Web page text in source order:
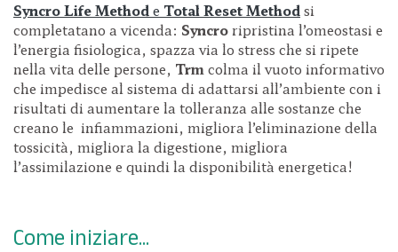
Syncro Life Methode Total Reset Methodsi
completatano a vicenda: Syncroripristina l’omeostasi e
l’energia fisiologica, spazza via lo stress che si ripete
nella vita delle persone, Trmcolma il vuoto informativo
che impedisce al sistema di adattarsi all’ambiente con i
risultati di aumentare la tolleranza alle sostanze che
creano le infiammazioni, migliora l’eliminazione della
tossicità, migliora la digestione, migliora
l’assimilazione e quindi la disponibilità energetica!
Come iniziare...